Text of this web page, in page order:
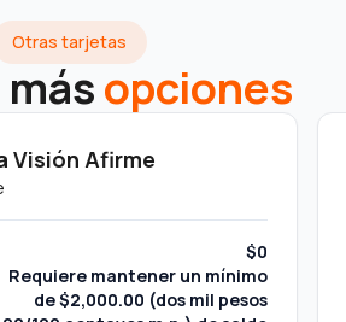
Otras tarjetas
opciones
Visión Afirme
$0
Requiere mantener un mínimo
de $2,000.00 (dos mil pesos